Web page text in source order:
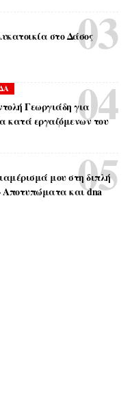
στο Δάσος
Γεωργιάδη για
κατά εργαζόμενων του
μου στη διπλή
Αποτυπώματα και dna